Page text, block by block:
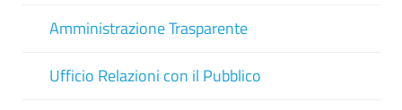
Amministrazione Trasparente
Ufficio Relazioni con il Pubblico